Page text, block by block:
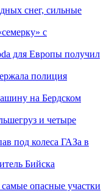
снег, сильные
с
для Европы получил
полиция
на Бердском
и четыре
под колеса ГАЗа в
Бийска
опасные участки